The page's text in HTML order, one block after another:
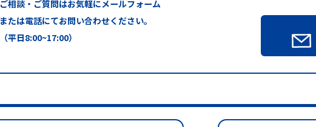
ご相談・ご質問はお気軽にメールフォーム
または電話にてお問い合わせください。
（平日8:00~17:00）